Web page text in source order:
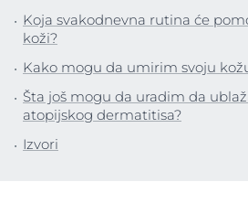
Koja svakodnevna rutina će
koži?
Kako mogu da umirim svoju
Šta još mogu da uradim da
atopijskog dermatitisa?
Izvori